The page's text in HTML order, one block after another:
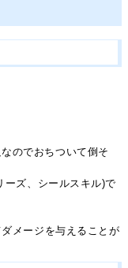
のでおちついて倒そ
ーズ、シールスキル)で
メージを与えることが